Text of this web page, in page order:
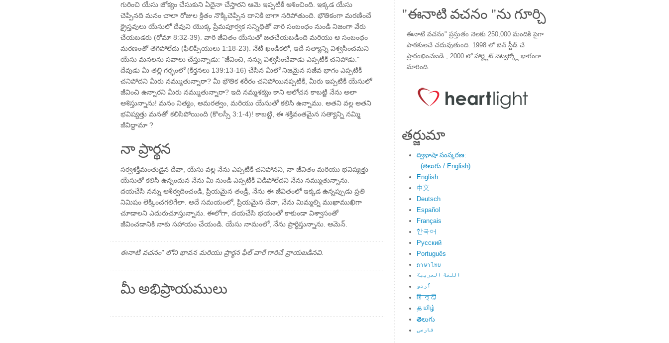
గురించి యేసు జోక్యం చేసుకుని ఏదైనా చేస్తారని ఆమె ఇప్పటికీ ఆశించింది. ఇక్కడ యేసు
చెప్పినది మనం చాలా రోజుల క్రితం నొక్కిచెప్పిన దానికి బాగా సరిపోతుంది. భౌతికంగా మరణించే
క్రైస్తవులు యేసులో దేవుని యొక్క ప్రేమపూర్వక సన్నిధితో వారి సంబంధం నుండి నిజంగా వేరు
చేయబడరు (రోమా ​​​​8:32-39). వారి జీవితం యేసుతో జతచేయబడింది మరియు ఆ సంబంధం
మరణంతో తెగిపోలేదు (ఫిలిప్పీయులు 1:18-23). నేటి ఖండికలో, ఇదే సత్యాన్ని విశ్వసించమని
యేసు మనలను సవాలు చేస్తున్నాడు: "జీవించి, నన్ను విశ్వసించేవాడు ఎప్పటికీ చనిపోడు."
దేవుడు మీ తల్లి గర్భంలో (కీర్తనలు 139:13-16) చేసిన మీలో నిజమైన సజీవ భాగం ఎప్పటికీ
చనిపోదని మీరు నమ్ముతున్నారా? మీ భౌతిక శరీరం చనిపోయినప్పటికీ, మీరు ఇప్పటికీ యేసులో
జీవించి ఉన్నారని మీరు నమ్ముతున్నారా? ఇది నమ్మశక్యం కాని ఆలోచన కాబట్టి నేను అలా
ఆశిస్తున్నాను! మనం నిత్యం, అమరత్వం, మరియు యేసుతో కలిసి ఉన్నాము. అతని వల్ల అతని
భవిష్యత్తు మనతో కలిసిపోయింది (కొలస్సీ 3:1-4)! కాబట్టి, ఈ శక్తివంతమైన సత్యాన్ని నమ్మి
జీవిద్దామా ?
నా ప్రార్థన
సర్వశక్తిమంతుడైన దేవా, యేసు వల్ల నేను ఎప్పటికీ చనిపోనని, నా జీవితం మరియు భవిష్యత్తు
యేసుతో కలిసి ఉన్నందున నేను మీ నుండి ఎప్పటికీ విడిపోలేదని నేను నమ్ముతున్నాను.
దయచేసి నన్ను ఆశీర్వదించండి, ప్రియమైన తండ్రీ, నేను ఈ జీవితంలో ఇక్కడ ఉన్నప్పుడు ప్రతి
నిమిషం లెక్కించగలిగేలా. అదే సమయంలో, ప్రియమైన దేవా, నేను మిమ్మల్ని ముఖాముఖిగా
చూడాలని ఎదురుచూస్తున్నాను. ఈలోగా, దయచేసి భయంతో కాకుండా విశ్వాసంతో
జీవించడానికి నాకు సహాయం చేయండి. యేసు నామంలో, నేను ప్రార్థిస్తున్నాను. ఆమెన్.
ఈనాటి వచనం" లోని భావన మరియు ప్రార్థన ఫీల్ వారే గారిచే వ్రాయబడినవి.
మీ అభిప్రాయములు
"ఈనాటి వచనం "ను గూర్చి
ఈనాటి వచనం" ప్రస్తుతం నెలకు 250,000 మందికి పైగా
పాఠకులచే చదువుతుంది. 1998 లో బెన్ స్టీడ్ చే
ప్రారంభించబడి , 2000 లో హార్ట్లైట్ నెట్వర్క్లో భాగంగా
మారింది.
తర్జుమా
ద్విభాషా సంస్కరణ:
(తెలుగు / English)
English
中文
Deutsch
Español
Français
한국어
Русский
Português
ภาษาไทย
اللغة العربية
اُردو
हिन्दी
தமிழ்
తెలుగు
فارسی